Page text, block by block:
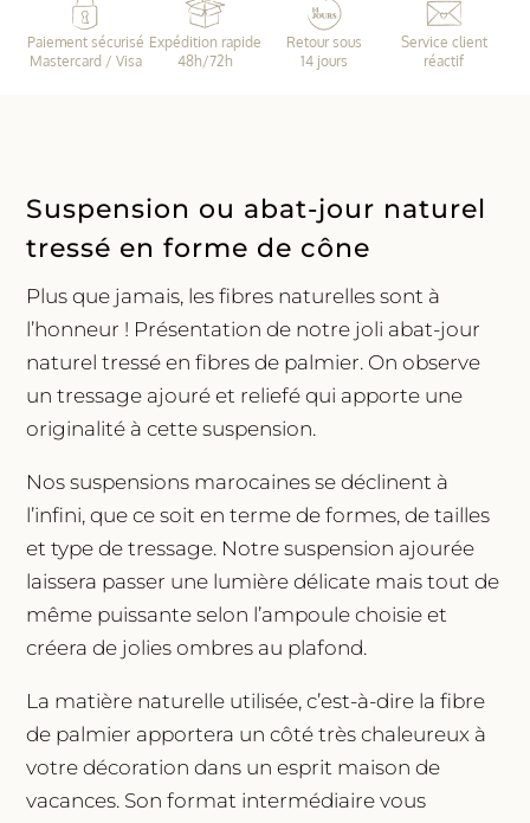
naturel
tressé
Paiement sécurisé
Mastercard / Visa
Expédition rapide
48h/72h
Retour sous
14 jours
Service client
réactif
Suspension ou abat-jour naturel
tressé en forme de cône
Plus que jamais, les fibres naturelles sont à
l’honneur ! Présentation de notre joli abat-jour
naturel tressé en fibres de palmier. On observe
un tressage ajouré et reliefé qui apporte une
originalité à cette suspension.
Nos suspensions marocaines se déclinent à
l’infini, que ce soit en terme de formes, de tailles
et type de tressage. Notre suspension ajourée
laissera passer une lumière délicate mais tout de
même puissante selon l’ampoule choisie et
créera de jolies ombres au plafond.
La matière naturelle utilisée, c’est-à-dire la fibre
de palmier apportera un côté très chaleureux à
votre décoration dans un esprit maison de
vacances. Son format intermédiaire vous